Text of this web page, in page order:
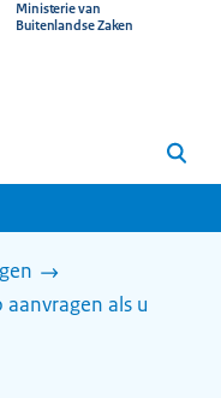
Ministerie van
Buitenlandse Zaken
Zoeken
als u